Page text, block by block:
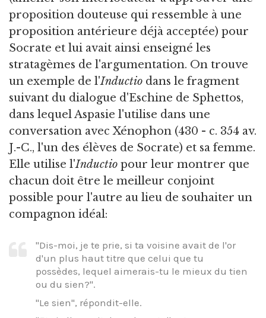
proposition douteuse qui ressemble à une
proposition antérieure déjà acceptée) pour
Socrate et lui avait ainsi enseigné les
stratagèmes de l'argumentation. On trouve
un exemple de l'Inductio dans le fragment
suivant du dialogue d'Eschine de Sphettos,
dans lequel Aspasie l'utilise dans une
conversation avec Xénophon (430 - c. 354 av.
J.-C., l'un des élèves de Socrate) et sa femme.
Elle utilise l'Inductio pour leur montrer que
chacun doit être le meilleur conjoint
possible pour l'autre au lieu de souhaiter un
compagnon idéal:
"Dis-moi, je te prie, si ta voisine avait de l'or
d'un plus haut titre que celui que tu
possèdes, lequel aimerais-tu le mieux du tien
ou du sien?".
"Le sien", répondit-elle.